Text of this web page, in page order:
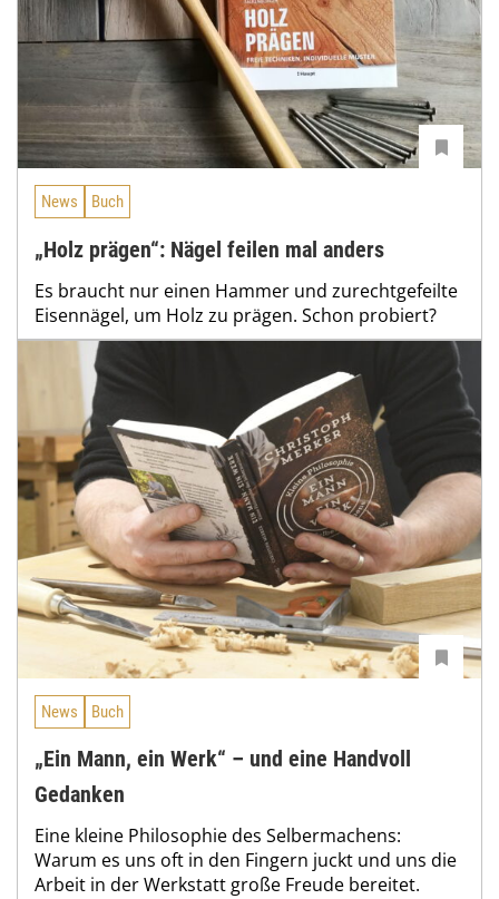
News Buch
„Holz prägen“: Nägel feilen mal anders
Es braucht nur einen Hammer und zurechtgefeilte
Eisennägel, um Holz zu prägen. Schon probiert?
News Buch
„Ein Mann, ein Werk“ – und eine Handvoll
Gedanken
Eine kleine Philosophie des Selbermachens:
Warum es uns oft in den Fingern juckt und uns die
Arbeit in der Werkstatt große Freude bereitet.